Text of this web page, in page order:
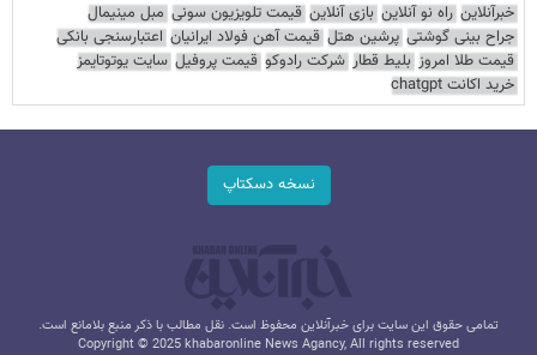
خبرآنلاین راه نو آنلاین بازی آنلاین قیمت تلویزیون سونی مبل مینیمال
جراح بینی گوشتی پرشین هتل قیمت آهن فولاد ایرانیان اعتبارسنجی بانکی
قیمت طلا امروز بلیط قطار شرکت رادوکو قیمت پروفیل سایت یوتوتایمز
خرید اکانت chatgpt
نسخه دسکتاپ
تمامی حقوق این سایت برای خبرآنلاین محفوظ است. نقل مطالب با ذکر منبع بلامانع است.
Copyright © 2025 khabaronline News Agancy, All rights reserved